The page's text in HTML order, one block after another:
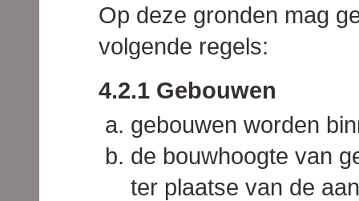
Op deze gronden mag
volgende regels:
4.2.1 Gebouwen
gebouwen worden
de bouwhoogte van
ter plaatse van de